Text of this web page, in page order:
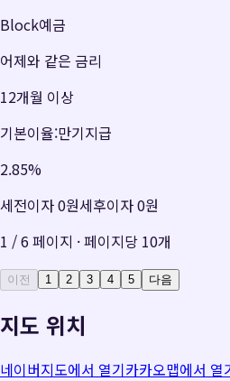
Block예금
어제와 같은 금리
12개월 이상
기본이율:만기지급
2.85%
세전이자0원세후이자0원
1 /6페이지 · 페이지당 10개
이전 1 2 3 4 5 다음
지도 위치
네이버지도에서 열기카카오맵에서 열